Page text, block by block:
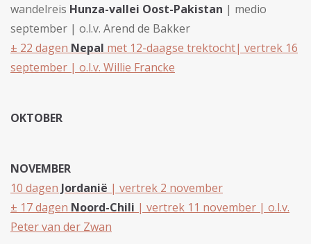
wandelreis Hunza-vallei Oost-Pakistan | medio
september | o.l.v. Arend de Bakker
± 22 dagen Nepal met 12-daagse trektocht| vertrek 16
september | o.l.v. Willie Francke
OKTOBER
NOVEMBER
10 dagen Jordanië | vertrek 2 november
± 17 dagen Noord-Chili | vertrek 11 november | o.l.v.
Peter van der Zwan